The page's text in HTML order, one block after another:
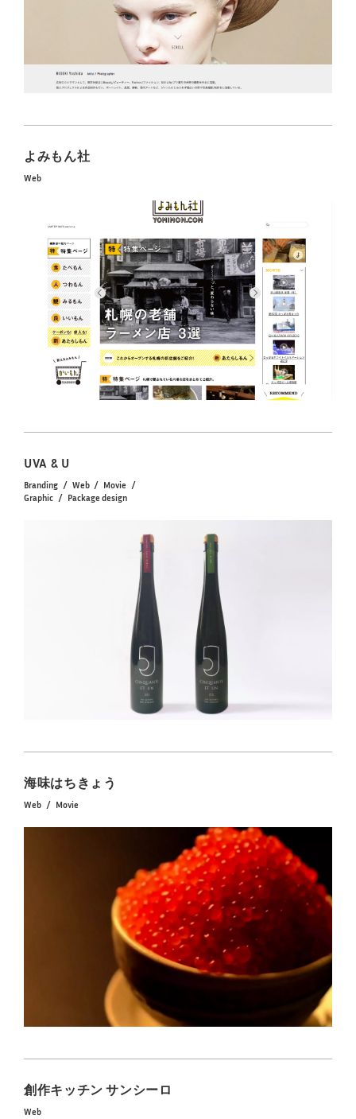
よみもん社
Web
UVA & U
Branding Web
Movie
Graphic
Package design
海味はちきょう
Web Movie
創作キッチン サンシーロ
Web